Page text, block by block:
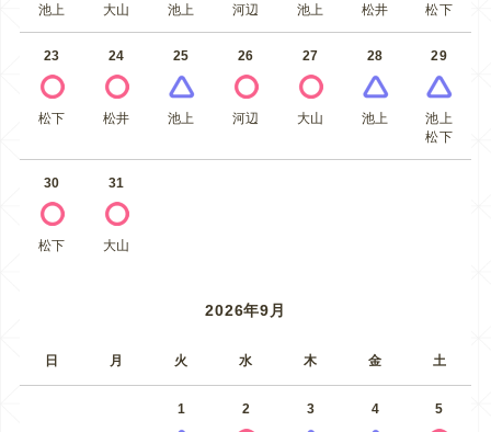
池上 大山 池上 河辺 池上 松井 松下
23
松下
24
松井
25
池上
26
河辺
27
大山
28
池上
29
池上
松下
30
松下
31
大山
2026年9月
日 月 火 水 木 金 土
1 2 3 4 5